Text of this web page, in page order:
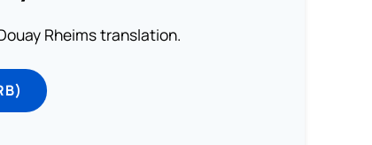
Rheims translation.